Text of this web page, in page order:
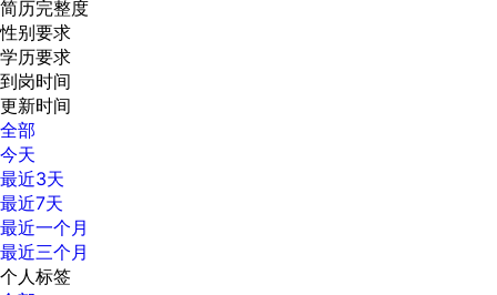
简历完整度
性别要求
学历要求
到岗时间
更新时间
全部
今天
最近3天
最近7天
最近一个月
最近三个月
个人标签